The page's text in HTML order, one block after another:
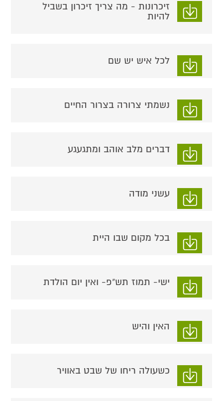
זיכרונות - מה צריך זיכרון בשביל
להיות
לכל איש יש שם
נשמתי צרורה בצרור החיים
דברים מלב אוהב ומתגעגע
עשני מודה
בכל מקום שבו היית
ישי- תמוז תש"פ- ואין יום הולדת
האין והיש
כשעולה ריחו של שבט באוויר